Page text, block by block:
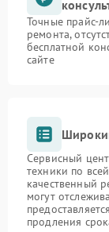
Точные прайс-
ремонта,
бесплатной
сайте
Сервисный
техники по
качественный
могут
продления